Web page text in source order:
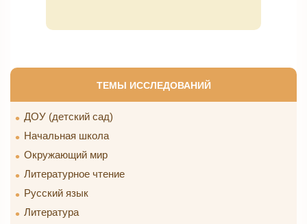
ТЕМЫ ИССЛЕДОВАНИЙ
ДОУ (детский сад)
Начальная школа
Окружающий мир
Литературное чтение
Русский язык
Литература